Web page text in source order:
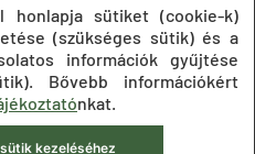
Oldaltérkép
honlapja sütiket (cookie-k)
(szükséges sütik) és a
információk gyűjtése
Bővebb információkért
nkat.
kezeléséhez